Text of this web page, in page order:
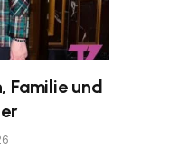
Familie und